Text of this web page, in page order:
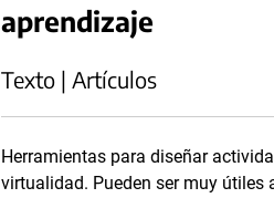
aprendizaje
Texto | Artículos
Herramientas para diseñar
virtualidad. Pueden ser muy